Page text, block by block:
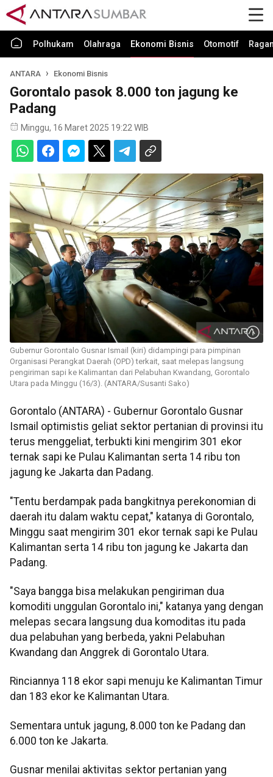
Polhukam Olahraga Ekonomi Bisnis Otomotif
ANTARA Ekonomi Bisnis
Gorontalo pasok 8.000 ton jagung ke
Padang
Minggu, 16 Maret 2025 19:22 WIB
Gubernur Gorontalo Gusnar Ismail (kiri) didampingi para pimpinan
Organisasi Perangkat Daerah (OPD) terkait, saat melepas langsung
pengiriman sapi ke Kalimantan dari Pelabuhan Kwandang, Gorontalo
Utara pada Minggu (16/3). (ANTARA/Susanti Sako)
Gorontalo (ANTARA) - Gubernur Gorontalo Gusnar
Ismail optimistis geliat sektor pertanian di provinsi itu
terus menggeliat, terbukti kini mengirim 301 ekor
ternak sapi ke Pulau Kalimantan serta 14 ribu ton
jagung ke Jakarta dan Padang.
"Tentu berdampak pada bangkitnya perekonomian di
daerah itu dalam waktu cepat," katanya di Gorontalo,
Minggu saat mengirim 301 ekor ternak sapi ke Pulau
Kalimantan serta 14 ribu ton jagung ke Jakarta dan
Padang.
"Saya bangga bisa melakukan pengiriman dua
komoditi unggulan Gorontalo ini," katanya yang dengan
melepas secara langsung dua komoditas itu pada
dua pelabuhan yang berbeda, yakni Pelabuhan
Kwandang dan Anggrek di Gorontalo Utara.
Rinciannya 118 ekor sapi menuju ke Kalimantan Timur
dan 183 ekor ke Kalimantan Utara.
Sementara untuk jagung, 8.000 ton ke Padang dan
6.000 ton ke Jakarta.
Gusnar menilai aktivitas sektor pertanian yang